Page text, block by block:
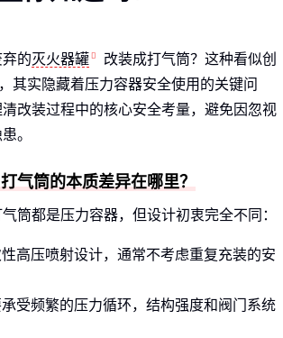
的灭火器罐
改装成打气筒？这种看似创
其实隐藏着压力容器安全使用的关键问
改装过程中的核心安全考量，避免因忽视
。
气筒的本质差异在哪里？
筒都是压力容器，但设计初衷完全不同：
高压喷射设计，通常不考虑重复充装的安
受频繁的压力循环，结构强度和阀门系统